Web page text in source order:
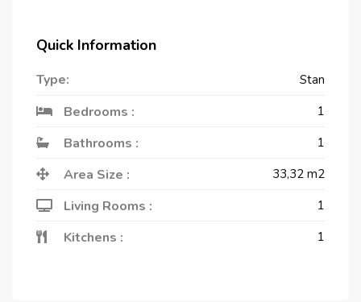
Quick Information
Type: Stan
Bedrooms : 1
Bathrooms : 1
Area Size : 33,32 m2
Living Rooms : 1
Kitchens : 1